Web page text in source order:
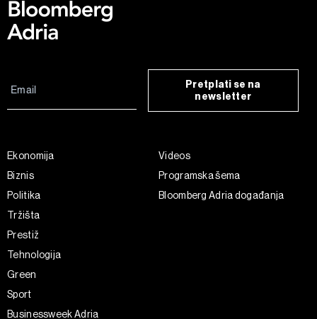
Pretplati se na
newsletter
Ekonomija
Biznis
Politika
Tržišta
Prestiž
Tehnologija
Green
Sport
Businessweek Adria
Videos
Programska šema
Bloomberg Adria događanja